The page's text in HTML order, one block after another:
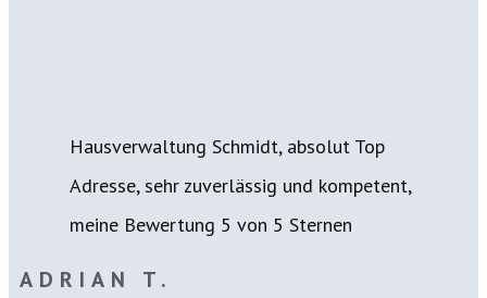
Hausverwaltung Schmidt, absolut Top
Adresse, sehr zuverlässig und kompetent,
meine Bewertung 5 von 5 Sternen
ADRIAN T.